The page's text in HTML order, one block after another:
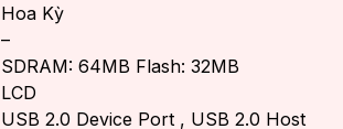
Hoa Kỳ
–
SDRAM: 64MB Flash: 32MB
LCD
USB 2.0 Device Port , USB 2.0 Host